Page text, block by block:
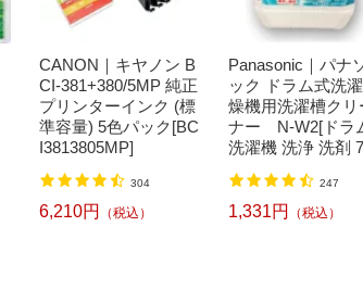
CANON｜キヤノン B
CI-381+380/5MP 純正
プリンターインク (標
準容量) 5色パック[BC
I3813805MP]
304
6,210円 （税込）
Panasonic｜パナ
ック ドラム式洗
燥機用洗濯槽クリ
ナー N-W2[ドラ
洗濯機 洗浄 洗剤
247
1,331円 （税込）